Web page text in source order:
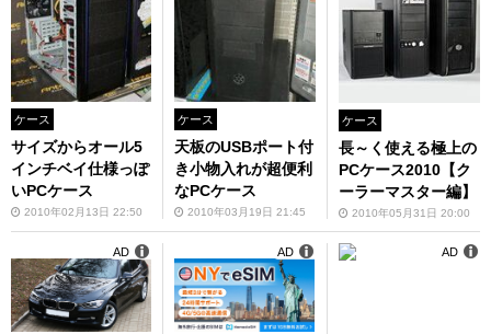
ケース
サイズからオール5
インチベイ仕様っぽ
いPCケース
2010年02月13日 22:50
ケース
天板のUSBポート付
き小物入れが超便利
なPCケース
2010年03月19日 21:45
ケース
長～く使える極上の
PCケース2010【ク
ーラーマスター編】
2010年05月31日 20:00
AD AD AD